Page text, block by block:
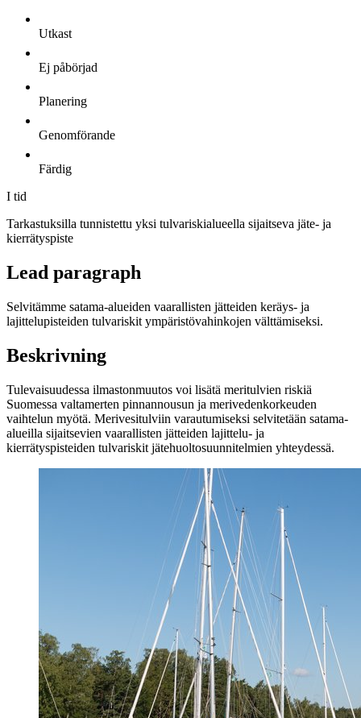
Utkast
Ej påbörjad
Planering
Genomförande
Färdig
I tid
Tarkastuksilla tunnistettu yksi tulvariskialueella sijaitseva jäte- ja
kierrätyspiste
Lead paragraph
Selvitämme satama-alueiden vaarallisten jätteiden keräys- ja
lajittelupisteiden tulvariskit ympäristövahinkojen välttämiseksi.
Beskrivning
Tulevaisuudessa ilmastonmuutos voi lisätä meritulvien riskiä
Suomessa valtamerten pinnannousun ja merivedenkorkeuden
vaihtelun myötä. Merivesitulviin varautumiseksi selvitetään satama-
alueilla sijaitsevien vaarallisten jätteiden lajittelu- ja
kierrätyspisteiden tulvariskit jätehuoltosuunnitelmien yhteydessä.